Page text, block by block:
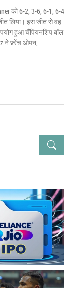
को 6-2, 3-6, 6-1, 6-4
लिया। इस जीत से वह
हुआ चैंपियनशिप बॉल
ने फ़्रेंच ओपन,